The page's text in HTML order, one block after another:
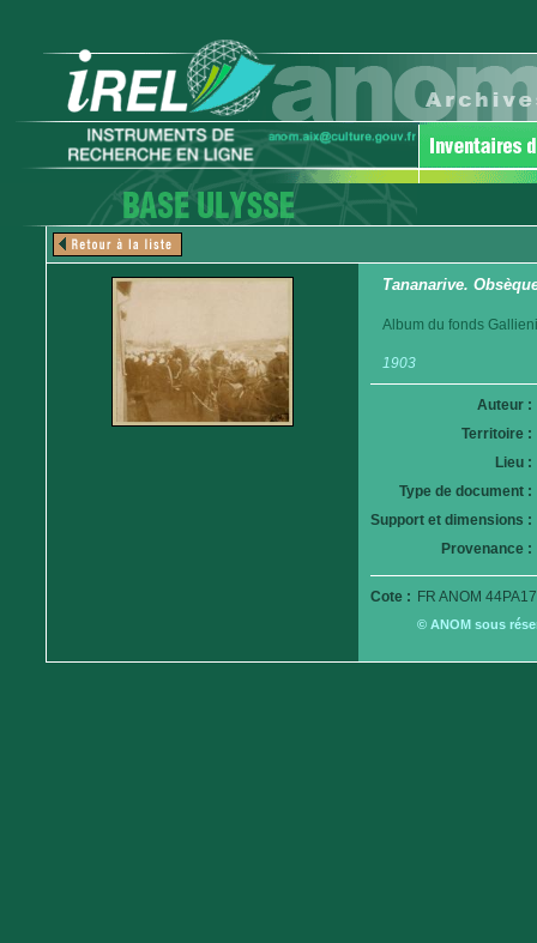
Tananarive.
Album du fonds
1903
Auteur :
Territoire :
Lieu :
Type de document :
Support et dimensions :
Provenance :
Cote : FR ANOM
© ANOM sous